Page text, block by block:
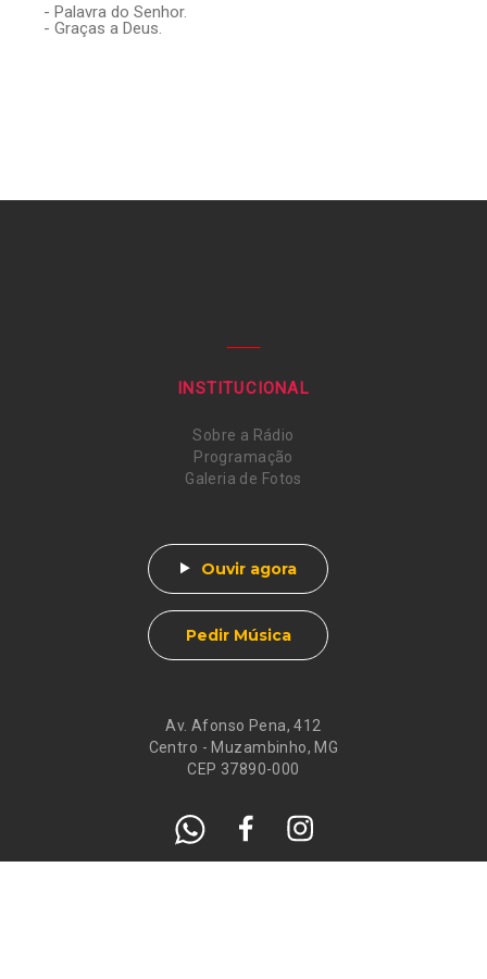
- Palavra do Senhor.
- Graças a Deus.
Av. Afonso Pena, 412
Centro - Muzambinho, MG
CEP 37890-000
INSTITUCIONAL
Sobre a Rádio
Programação
Galeria de Fotos
Ouvir agora
Pedir Música